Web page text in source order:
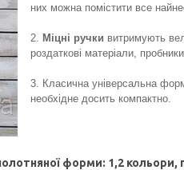
них можна помістити все
2. Міцні ручки витримують
роздаткові матеріали,
3. Класична універсальна
необхідне досить компактно.
форми: 1,2